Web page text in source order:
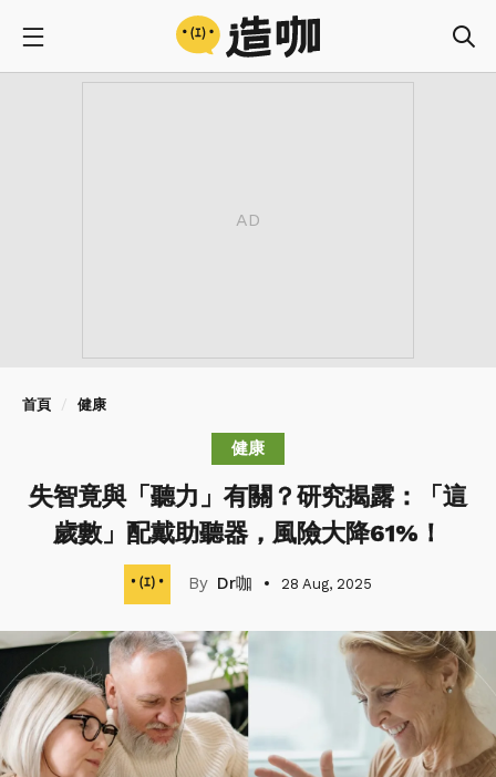
首頁 健康
健康
失智竟與「聽力」有關？研究揭露：「這
歲數」配戴助聽器，風險大降61%！
Dr咖 28 Aug, 2025